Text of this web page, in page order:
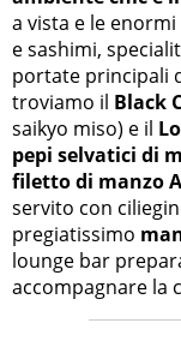
a vista e le
e sashimi,
portate principali
troviamo il Black
saikyo miso) e il
pepi selvatici di
filetto di manzo
servito con
pregiatissimo
lounge bar
accompagnare la